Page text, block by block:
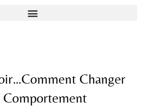
Changer
Comportement